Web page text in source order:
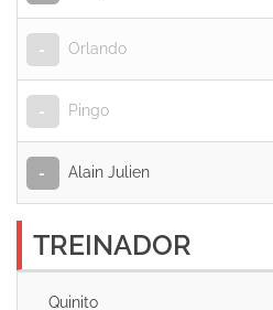
- Orlando
- Pingo
- Alain Julien
TREINADOR
Quinito